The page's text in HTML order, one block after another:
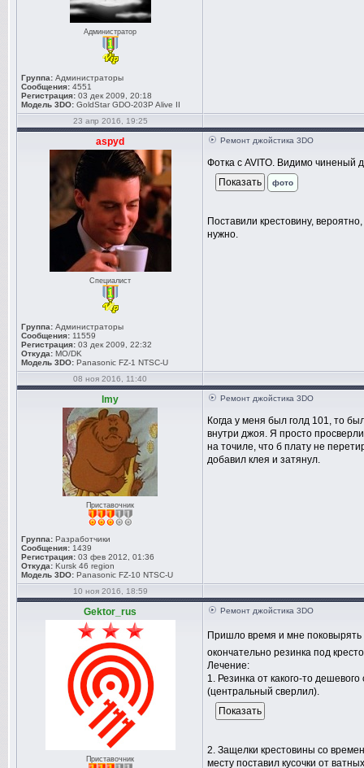
Администратор
Группа: Администраторы
Сообщения: 4551
Регистрация: 03 дек 2009, 20:18
Модель 3DO: GoldStar GDO-203P Alive II
23 апр 2016, 19:25
aspyd
Специалист
Группа: Администраторы
Сообщения: 11559
Регистрация: 03 дек 2009, 22:32
Откуда: MO/DK
Модель 3DO: Panasonic FZ-1 NTSC-U
Ремонт джойстика 3DO
Фотка с AVITO. Видимо чиненый
фото
Поставили крестовину,
нужно.
08 ноя 2016, 11:40
lmy
Приставочник
Группа: Разработчики
Сообщения: 1439
Регистрация: 03 фев 2012, 01:36
Откуда: Kursk 46 region
Модель 3DO: Panasonic FZ-10 NTSC-U
Ремонт джойстика 3DO
Когда у меня был голд 101, то
внутри джоя. Я просто
на точиле, что б плату не
добавил клея и затянул.
10 ноя 2016, 18:59
Gektor_rus
Приставочник
Ремонт джойстика 3DO
Пришло время и мне
окончательно резинка под
Лечение:
1. Резинка от какого-то
(центральный сверлил).
2. Защелки крестовины со
месту поставил кусочки от